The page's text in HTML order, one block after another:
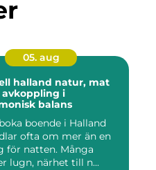
05. aug
natur, mat
avkoppling i
balans
boende i Halland
ofta om mer än en
för natten. Många
lugn, närhet till n...